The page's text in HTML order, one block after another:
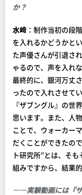
か？
水﨑 ：制作当初の段
を入れるかどうかと
た声優さんが引退さ
ゃるので、声を入れ
最終的に、銀河万丈
ったので入れさせて
『ザブングル』の世
思います。また、人
ことで、ウォーカー
だくことができたの
ト研究所”とは、そ
組みですから、結果
――実験動画には『